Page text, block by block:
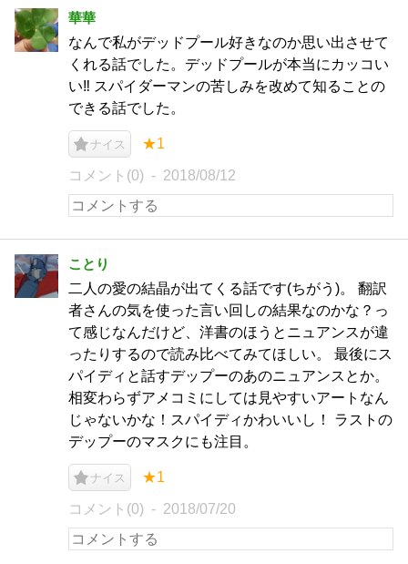
華華
なんで私がデッドプール好きなのか思い出させて
くれる話でした。デッドプールが本当にカッコい
い‼️ スパイダーマンの苦しみを改めて知ることの
できる話でした。
ナイス ★1
コメント(0) 2018/08/12
ことり
二人の愛の結晶が出てくる話です(ちがう)。 翻訳
者さんの気を使った言い回しの結果なのかな？っ
て感じなんだけど、洋書のほうとニュアンスが違
ったりするので読み比べてみてほしい。 最後にス
パイディと話すデップーのあのニュアンスとか。
相変わらずアメコミにしては見やすいアートなん
じゃないかな！スパイディかわいいし！ ラストの
デップーのマスクにも注目。
ナイス ★1
コメント(0) 2018/07/20